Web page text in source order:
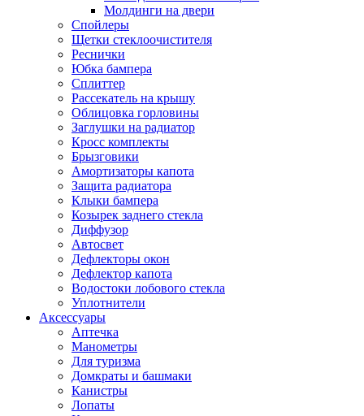
Молдинги на двери
Спойлеры
Щетки стеклоочистителя
Реснички
Юбка бампера
Сплиттер
Рассекатель на крышу
Облицовка горловины
Заглушки на радиатор
Кросс комплекты
Брызговики
Амортизаторы капота
Защита радиатора
Клыки бампера
Козырек заднего стекла
Диффузор
Автосвет
Дефлекторы окон
Дефлектор капота
Водостоки лобового стекла
Уплотнители
Аксессуары
Аптечка
Манометры
Для туризма
Домкраты и башмаки
Канистры
Лопаты